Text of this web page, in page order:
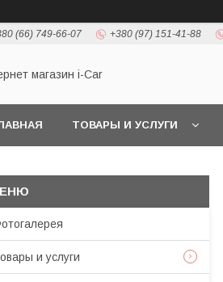
(66) 749-66-07 +380 (97) 151-41-88
магазин i-Car
ТОВАРЫ И УСЛУГИ
и услуги